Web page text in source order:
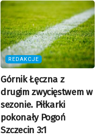
REDAKCJE
Górnik Łęczna z
drugim zwycięstwem w
sezonie. Piłkarki
pokonały Pogoń
Szczecin 3:1